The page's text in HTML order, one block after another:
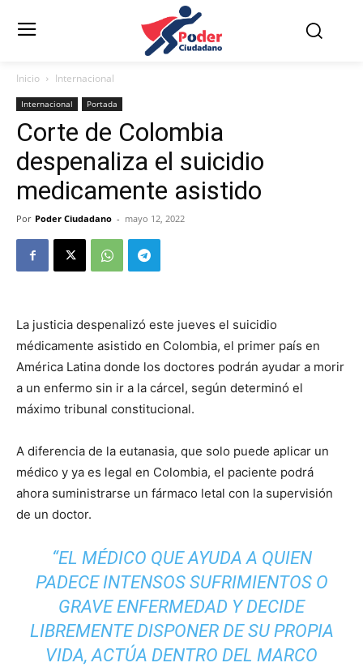
Inicio Internacional
Internacional Portada
Corte de Colombia
despenaliza el suicidio
medicamente asistido
Por Poder Ciudadano - mayo 12, 2022
La justicia despenalizó este jueves el suicidio
médicamente asistido en Colombia, el primer país en
América Latina donde los doctores podrán ayudar a morir
a un enfermo sin ir a la cárcel, según determinó el
máximo tribunal constitucional.
A diferencia de la eutanasia, que solo puede aplicar un
médico y ya es legal en Colombia, el paciente podrá
ahora suministrarse un fármaco letal con la supervisión
de un doctor.
“EL MÉDICO QUE AYUDA A QUIEN
PADECE INTENSOS SUFRIMIENTOS O
GRAVE ENFERMEDAD Y DECIDE
LIBREMENTE DISPONER DE SU PROPIA
VIDA, ACTÚA DENTRO DEL MARCO